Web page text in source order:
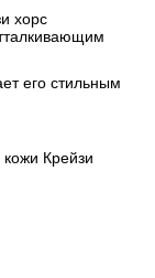
хорс
его стильным
Крейзи